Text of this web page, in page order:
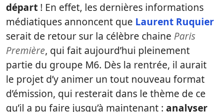
départ ! En effet, les dernières informations
médiatiques annoncent que Laurent Ruquier
serait de retour sur la célèbre chaine Paris
Première, qui fait aujourd’hui pleinement
partie du groupe M6. Dès la rentrée, il aurait
le projet d’y animer un tout nouveau format
d’émission, qui resterait dans le thème de ce
qu’il a pu faire jusqu’à maintenant : analyser